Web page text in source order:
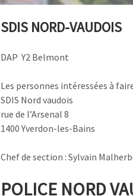
SDIS NORD-VAUDOIS
DAP Y2 Belmont
Les personnes intéressées à
SDIS Nord vaudois
rue de l’Arsenal 8
1400 Yverdon-les-Bains
Chef de section : Sylvain
POLICE NORD